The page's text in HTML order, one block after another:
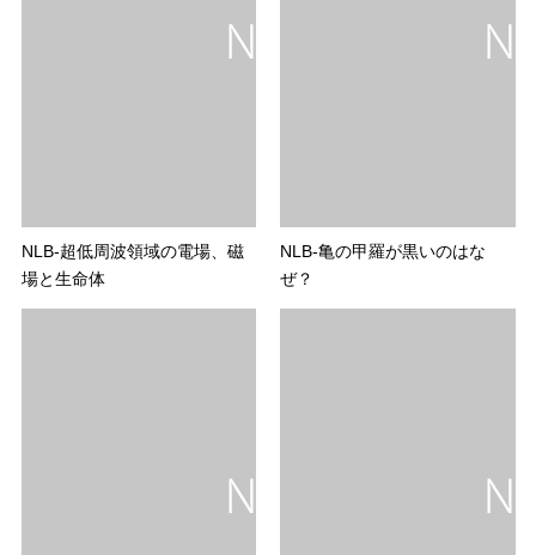
NLB-超低周波領域の電場、磁
場と生命体
NLB-亀の甲羅が黒いのはな
ぜ？